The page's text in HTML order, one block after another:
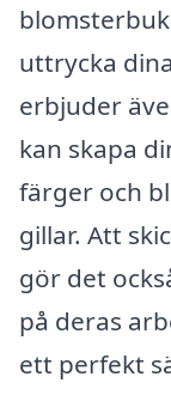
uttrycka
erbjuder
kan skapa
färger och
gillar. Att
gör det
på deras
ett perfekt